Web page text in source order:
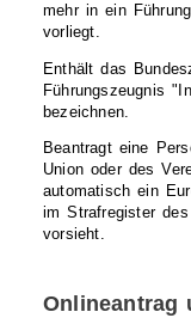
mehr in ein
vorliegt.
Enthält das
Führungszeugnis
bezeichnen.
Beantragt eine
Union oder des
automatisch ein
im Strafregister
vorsieht.
Onlineantrag